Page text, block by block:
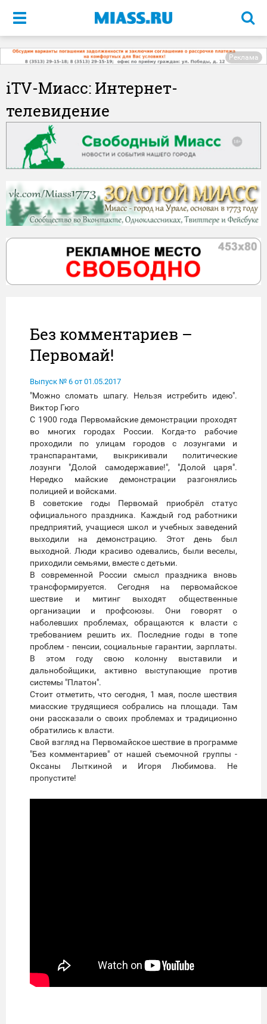
Меню
Реклама
iTV-Миасс: Интернет-
телевидение
Без комментариев –
Первомай!
Выпуск № 6 от 01.05.2017
"Можно сломать шпагу. Нельзя истребить идею".
Виктор Гюго
С 1900 года Первомайские демонстрации проходят
во многих городах России. Когда-то рабочие
проходили по улицам городов с лозунгами и
транспарантами, выкрикивали политические
лозунги "Долой самодержавие!", "Долой царя".
Нередко майские демонстрации разгонялись
полицией и войсками.
В советские годы Первомай приобрёл статус
официального праздника. Каждый год работники
предприятий, учащиеся школ и учебных заведений
выходили на демонстрацию. Этот день был
выходной. Люди красиво одевались, были веселы,
приходили семьями, вместе с детьми.
В современной России смысл праздника вновь
трансформируется. Сегодня на первомайское
шествие и митинг выходят общественные
организации и профсоюзы. Они говорят о
наболевших проблемах, обращаются к власти с
требованием решить их. Последние годы в топе
проблем - пенсии, социальные гарантии, зарплаты.
В этом году свою колонну выставили и
дальнобойщики, активно выступающие против
системы "Платон".
Стоит отметить, что сегодня, 1 мая, после шествия
миасские трудящиеся собрались на площади. Там
они рассказали о своих проблемах и традиционно
обратились к власти.
Свой взгляд на Первомайское шествие в программе
"Без комментариев" от нашей съемочной группы -
Оксаны Лыткиной и Игоря Любимова. Не
пропустите!